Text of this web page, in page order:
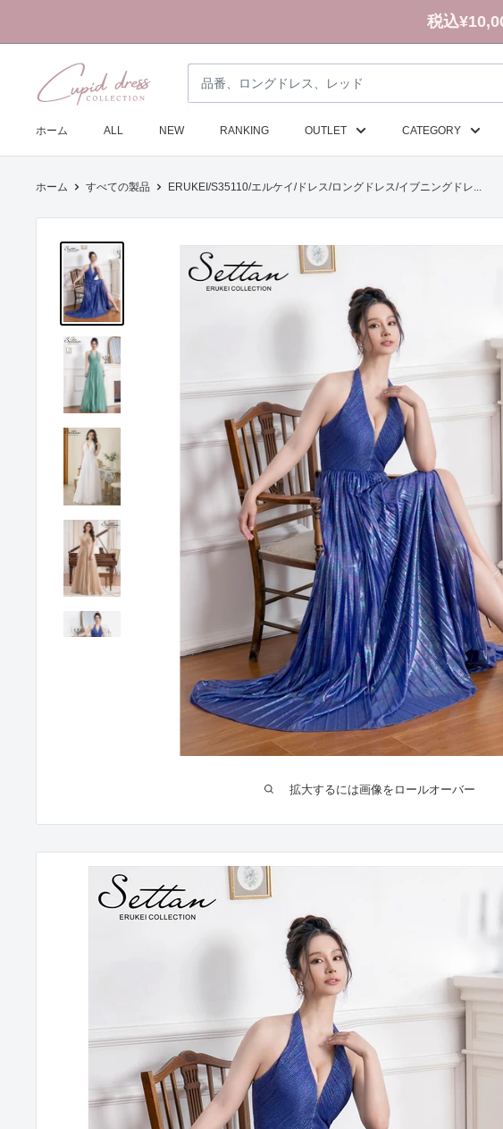
税込
ピ
ス
ホーム ALL NEW RANKING OUTLET CATEGORY
ホーム すべての製品 ERUKEI/S35110/エルケイ/ドレス/ロングドレス/イブニングドレ...
拡大するには画像をロールオーバー